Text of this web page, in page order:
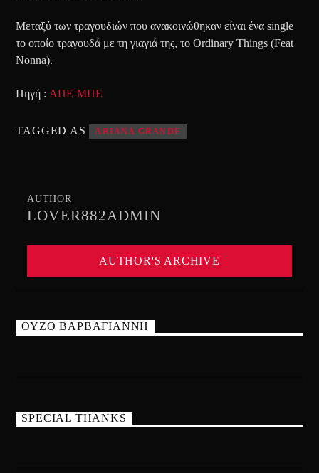
Μεταξύ των τραγουδιών που ανακοινώθηκαν είναι ένα single
το οποίο τραγουδά με τη γιαγιά της, το Ordinary Things (Feat
Nonna).
Πηγή : ΑΠΕ-ΜΠΕ
TAGGED AS ARIANA GRANDE
AUTHOR
LOVER882ADMIN
AUTHOR'S ARCHIVE
ΟΥΖΟ ΒΑΡΒΑΓΙΑΝΝΗ
SPECIAL THANKS